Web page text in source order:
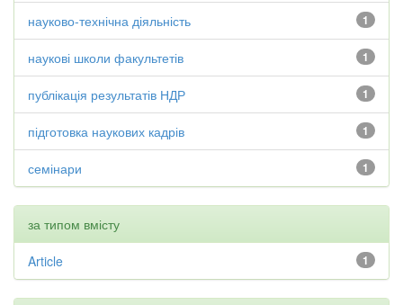
1
науково-технічна діяльність
1
наукові школи факультетів
1
публікація результатів НДР
1
підготовка наукових кадрів
1
семінари
за типом вмісту
1
Article